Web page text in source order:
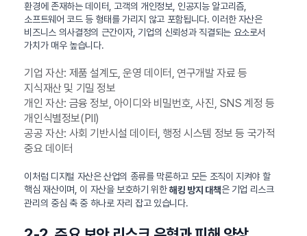
환경에 존재하는 데이터, 고객의 개인정보, 인공지능 알고리즘,
소프트웨어 코드 등 형태를 가리지 않고 포함됩니다. 이러한 자산은
비즈니스 의사결정의 근간이자, 기업의 신뢰성과 직결되는 요소로서
가치가 매우 높습니다.
기업 자산: 제품 설계도, 운영 데이터, 연구개발 자료 등
지식재산 및 기밀 정보
개인 자산: 금융 정보, 아이디와 비밀번호, 사진, SNS 계정 등
개인식별정보(PII)
공공 자산: 사회 기반시설 데이터, 행정 시스템 정보 등 국가적
중요 데이터
이처럼 디지털 자산은 산업의 종류를 막론하고 모든 조직이 지켜야 할
핵심 재산이며, 이 자산을 보호하기 위한해킹 방지 대책은 기업 리스크
관리의 중심 축 중 하나로 자리 잡고 있습니다.